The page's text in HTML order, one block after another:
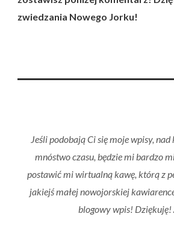
zwiedzania Nowego Jorku!
Jeśli podobają Ci się moje wpisy,
mnóstwo czasu, będzie mi bardzo
postawić mi wirtualną kawę, którą z
jakiejś małej nowojorskiej
blogowy wpis! Dziękuję!